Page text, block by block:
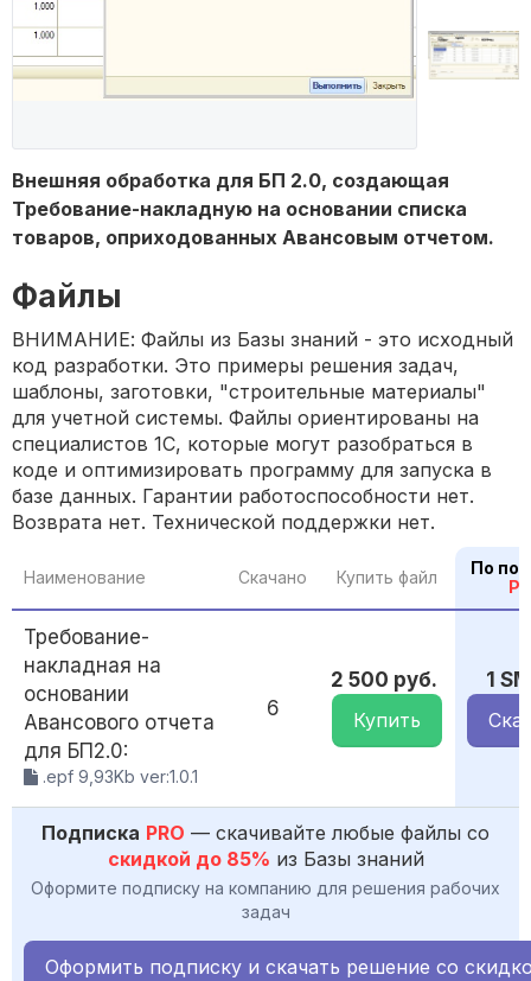
Внешняя обработка для БП 2.0, создающая
Требование-накладную на основании списка
товаров, оприходованных Авансовым отчетом.
Файлы
ВНИМАНИЕ: Файлы из Базы знаний - это исходный
код разработки. Это примеры решения задач,
шаблоны, заготовки, "строительные материалы"
для учетной системы. Файлы ориентированы на
специалистов 1С, которые могут разобраться в
коде и оптимизировать программу для запуска в
базе данных. Гарантии работоспособности нет.
Возврата нет. Технической поддержки нет.
Наименование Скачано Купить файл
По
Требование-
накладная на
основании
Авансового отчета
для БП2.0:
.epf 9,93Kb ver:1.0.1
6
2 500 руб.
Купить
1 SM
Подписка PRO — скачивайте любые файлы со
скидкой до 85% из Базы знаний
Оформите подписку на компанию для решения рабочих
задач
Оформить подписку и скачать решение со